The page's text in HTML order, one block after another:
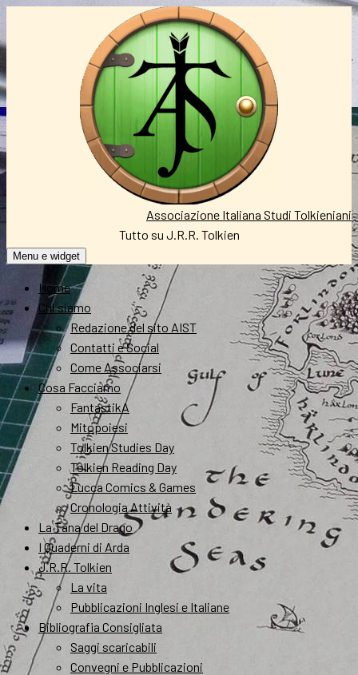
Associazione Italiana Studi Tolkieniani
Tutto su J.R.R. Tolkien
Menu e widget
Home
Chi siamo
Redazione del sito AIST
Contatti e Social
Come Associarsi
Cosa Facciamo
FantastikA
Mitopoiesi
Tolkien Studies Day
Tolkien Reading Day
Lucca Comics & Games
Cronologia Attività
La Tana del Drago
I Quaderni di Arda
J.R.R. Tolkien
La vita
Pubblicazioni Inglesi e Italiane
Bibliografia Consigliata
Saggi scaricabili
Convegni e Pubblicazioni